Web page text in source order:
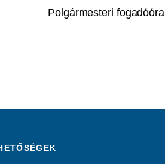
Polgármesteri fogadóóra